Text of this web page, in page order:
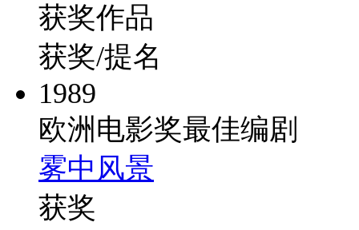
获奖作品
获奖/提名
1989
欧洲电影奖最佳编剧
雾中风景
获奖